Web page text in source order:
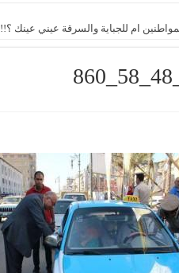
ام للجباية والسرقة عيني عينك ؟!!